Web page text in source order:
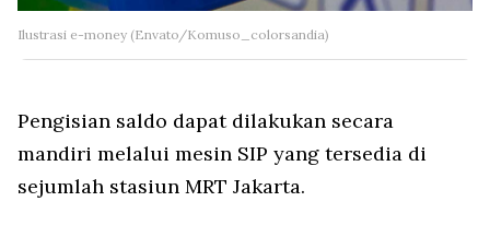
Ilustrasi e-money (Envato/Komuso_colorsandia)
Pengisian saldo dapat dilakukan secara
mandiri melalui mesin SIP yang tersedia di
sejumlah stasiun MRT Jakarta.